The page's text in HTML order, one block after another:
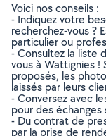
Voici nos conseils :
- Indiquez votre
recherchez-vous ?
particulier ou
- Consultez la liste
vous à Wattignies !
proposés, les
laissés par leurs
- Conversez avec
pour des
- Du contrat de
par la prise de